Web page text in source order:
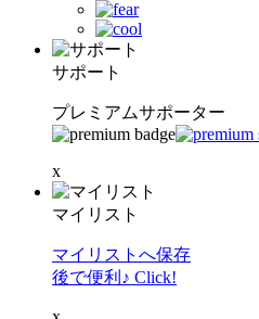
サポート
プレミアムサポーター
x
マイリスト
マイリストへ保存
後で便利♪ Click!